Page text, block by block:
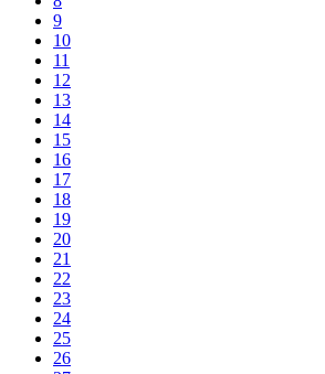
9
10
11
12
13
14
15
16
17
18
19
20
21
22
23
24
25
26